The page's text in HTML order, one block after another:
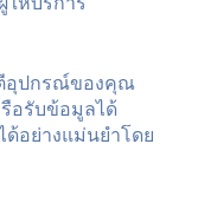
ตีอุปกรณ์ของคุณ
อรับข้อมูลได้
อย่างแม่นยำโดย